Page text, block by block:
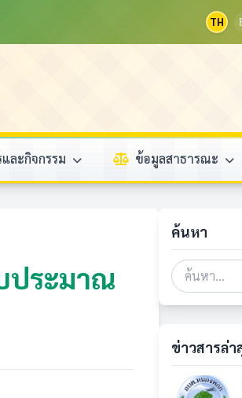
TH
ละกิจกรรม ข้อมูลสาธารณะ
ประมาณ
ค้นหา
ข่าวสารล่า